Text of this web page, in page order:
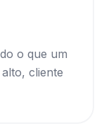
o que um
cliente